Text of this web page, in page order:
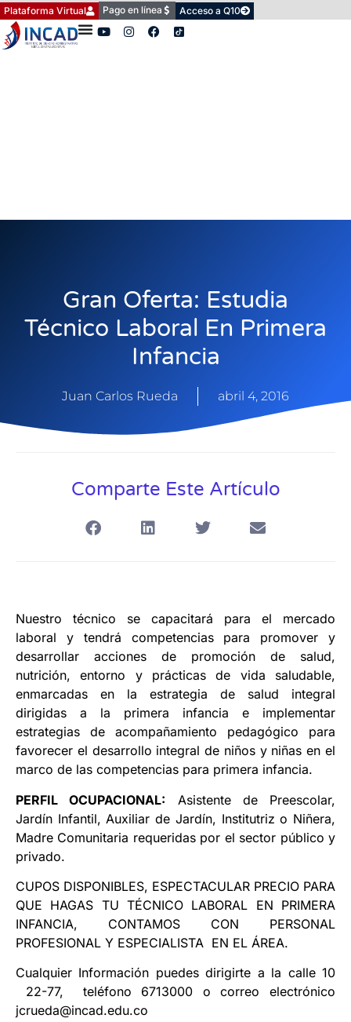
Plataforma Virtual Pago en línea Acceso a Q10
Gran Oferta: Estudia
Técnico Laboral En Primera
Infancia
Juan Carlos Rueda abril 4, 2016
Comparte Este Artículo
Nuestro técnico se capacitará para el mercado
laboral y tendrá competencias para promover y
desarrollar acciones de promoción de salud,
nutrición, entorno y prácticas de vida saludable,
enmarcadas en la estrategia de salud integral
dirigidas a la primera infancia e implementar
estrategias de acompañamiento pedagógico para
favorecer el desarrollo integral de niños y niñas en el
marco de las competencias para primera infancia.
PERFIL OCUPACIONAL: Asistente de Preescolar,
Jardín Infantil, Auxiliar de Jardín, Institutriz o Niñera,
Madre Comunitaria requeridas por el sector público y
privado.
CUPOS DISPONIBLES, ESPECTACULAR PRECIO PARA
QUE HAGAS TU TÉCNICO LABORAL EN PRIMERA
INFANCIA, CONTAMOS CON PERSONAL
PROFESIONAL Y ESPECIALISTA EN EL ÁREA.
Cualquier Información puedes dirigirte a la calle 10
22-77, teléfono 6713000 o correo electrónico
jcrueda@incad.edu.co